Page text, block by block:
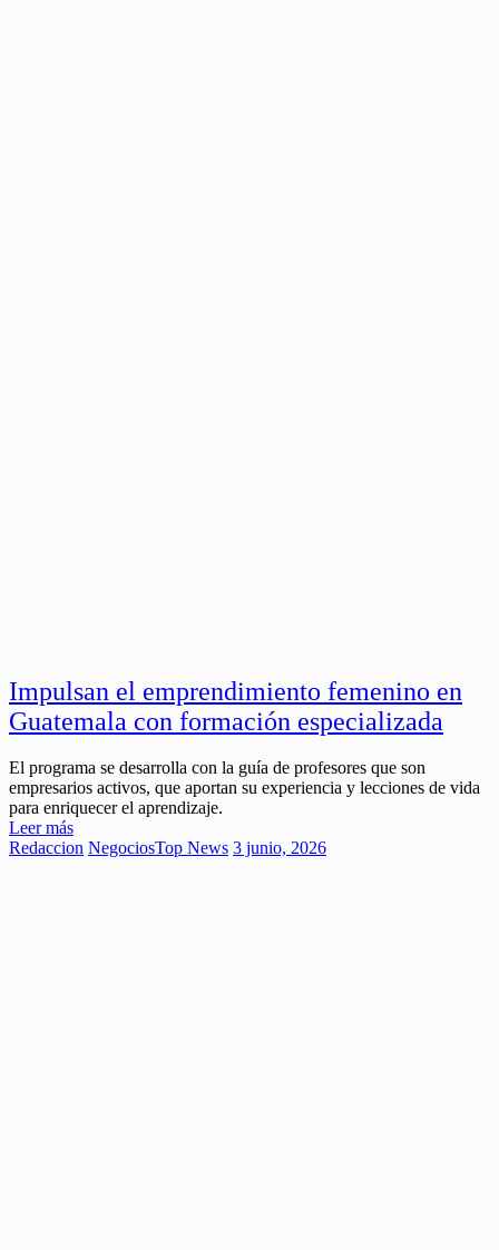
Impulsan el emprendimiento femenino en
Guatemala con formación especializada
El programa se desarrolla con la guía de profesores que son
empresarios activos, que aportan su experiencia y lecciones de vida
para enriquecer el aprendizaje.
Leer más
Redaccion NegociosTop News 3 junio, 2026